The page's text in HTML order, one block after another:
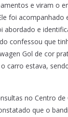
e viram o
foi acompanhado
abordado e
confessou que
Gol de cor
carro estava,
no Centro de
que o